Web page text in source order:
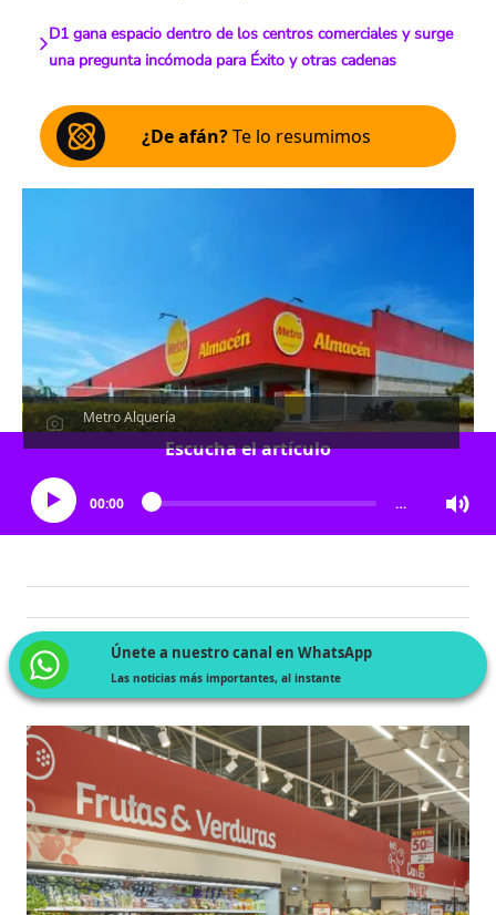
D1 gana espacio dentro de los centros comerciales y surge
una pregunta incómoda para Éxito y otras cadenas
¿De afán?Te lo resumimos
Metro Alquería
Escucha el artículo
00:00 …
Únete a nuestro canal en WhatsApp
Las noticias más importantes, al instante